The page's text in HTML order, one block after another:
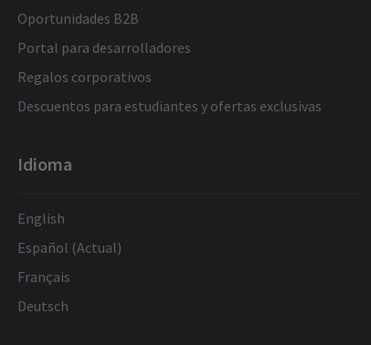
Oportunidades B2B
Portal para desarrolladores
Regalos corporativos
Descuentos para estudiantes y ofertas exclusivas
Idioma
English
Español (Actual)
Français
Deutsch